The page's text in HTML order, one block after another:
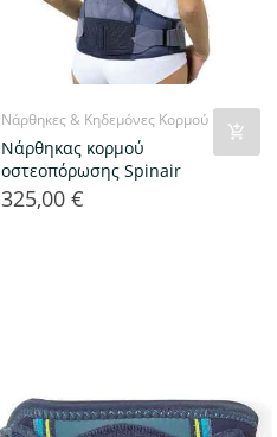
Νάρθηκες & Κηδεμόνες Κορμού
Νάρθηκας κορμού
οστεοπόρωσης Spinair
Τιμή
325,00 €